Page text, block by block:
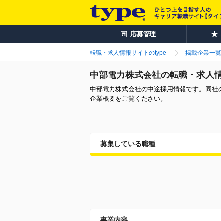
応募管理
転職・求人情報サイトのtype 掲載企業一覧
中部電力株式会社の転職・求人
中部電力株式会社の中途採用情報です。同
企業概要をご覧ください。
募集している職種